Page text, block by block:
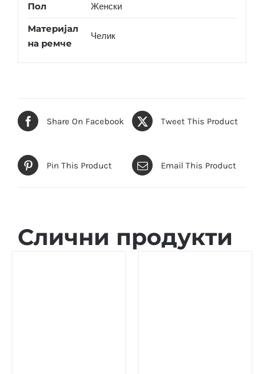
Пол Женски
Материјал
на ремче
Челик
Share On Facebook Tweet This Product
Pin This Product Email This Product
Слични продукти